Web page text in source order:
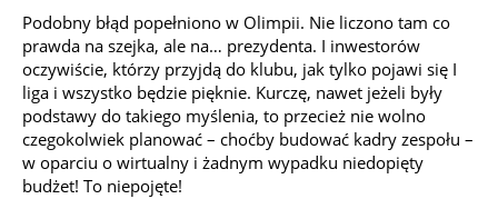
Podobny błąd popełniono w Olimpii. Nie liczono tam co
prawda na szejka, ale na… prezydenta. I inwestorów
oczywiście, którzy przyjdą do klubu, jak tylko pojawi się I
liga i wszystko będzie pięknie. Kurczę, nawet jeżeli były
podstawy do takiego myślenia, to przecież nie wolno
czegokolwiek planować – choćby budować kadry zespołu –
w oparciu o wirtualny i żadnym wypadku niedopięty
budżet! To niepojęte!